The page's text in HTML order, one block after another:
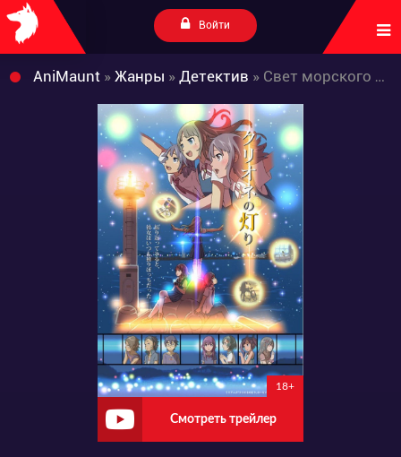
Войти
AniMaunt » Жанры » Детектив » Свет морского ангела
18+
Смотреть трейлер